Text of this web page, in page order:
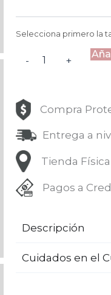
Selecciona primero la
- +
Compra
Entrega a
Tienda Física
Pagos a
Descripción
Cuidados en el